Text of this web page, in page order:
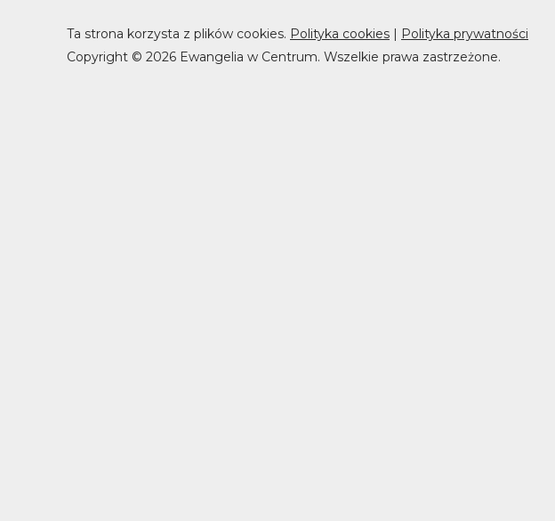
Ta strona korzysta z plików cookies. Polityka cookies | Polityka prywatności
Copyright © 2026 Ewangelia w Centrum. Wszelkie prawa zastrzeżone.